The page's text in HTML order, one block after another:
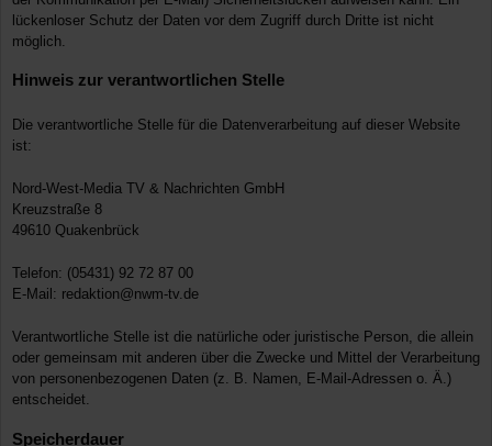
lückenloser Schutz der Daten vor dem Zugriff durch Dritte ist nicht
möglich.
Hinweis zur verantwortlichen Stelle
Die verantwortliche Stelle für die Datenverarbeitung auf dieser Website
ist:
Nord-West-Media TV & Nachrichten GmbH
Kreuzstraße 8
49610 Quakenbrück
Telefon: (05431) 92 72 87 00
E-Mail: redaktion@nwm-tv.de
Verantwortliche Stelle ist die natürliche oder juristische Person, die allein
oder gemeinsam mit anderen über die Zwecke und Mittel der Verarbeitung
von personenbezogenen Daten (z. B. Namen, E-Mail-Adressen o. Ä.)
entscheidet.
Speicherdauer